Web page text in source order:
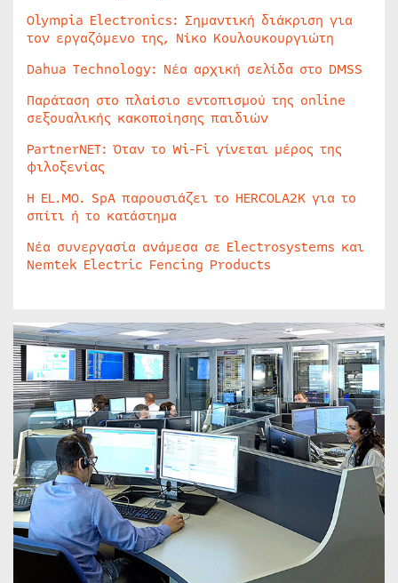
Olympia Electronics: Σημαντική διάκριση για
τον εργαζόμενο της, Νίκο Κουλουκουργιώτη
Dahua Technology: Νέα αρχική σελίδα στο DMSS
Παράταση στο πλαίσιο εντοπισμού της online
σεξουαλικής κακοποίησης παιδιών
PartnerNET: Όταν το Wi-Fi γίνεται μέρος της
φιλοξενίας
Η EL.MO. SpA παρουσιάζει το HERCOLA2K για το
σπίτι ή το κατάστημα
Νέα συνεργασία ανάμεσα σε Electrosystems και
Nemtek Electric Fencing Products